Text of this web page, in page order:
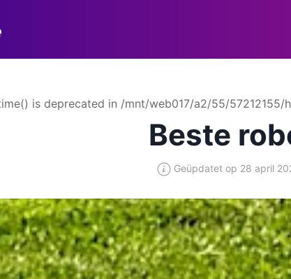
is deprecated in /mnt/web017/a2/55/
Beste
Geüpdatet op 28 april